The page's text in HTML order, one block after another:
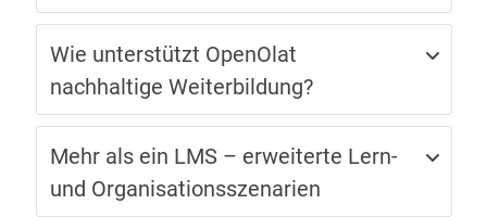
Wie unterstützt OpenOlat
nachhaltige Weiterbildung?
Mehr als ein LMS – erweiterte Lern-
und Organisationsszenarien